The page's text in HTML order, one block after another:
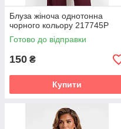
Блуза жіноча однотонна
чорного кольору 217745P
Готово до відправки
150 ₴
Купити